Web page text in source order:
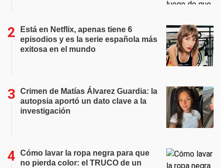
Está en Netflix, apenas tiene 6
episodios y es la serie española más
exitosa en el mundo
Crimen de Matías Álvarez Guardia: la
autopsia aportó un dato clave a la
investigación
Cómo lavar la ropa negra para que
no pierda color: el TRUCO de un